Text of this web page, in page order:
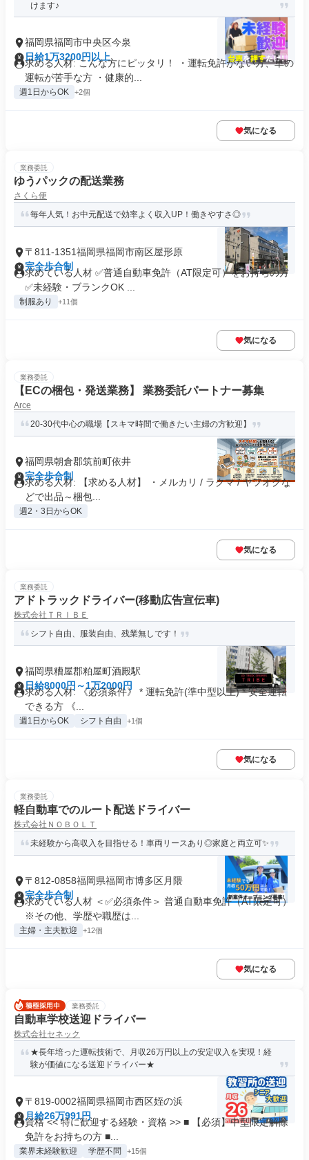
けます♪
福岡県福岡市中央区今泉
日給1万3200円以上
求める人材: こんな方にピッタリ！ ・運転免許がない方、車の
運転が苦手な方 ・健康的...
週1日からOK +2個
気になる
業務委託
ゆうパックの配送業務
さくら便
毎年人気！お中元配送で効率よく収入UP！働きやすさ◎
〒811-1351福岡県福岡市南区屋形原
完全歩合制
求めている人材 ✅普通自動車免許（AT限定可）をお持ちの方
✅未経験・ブランクOK ...
制服あり +11個
気になる
業務委託
【ECの梱包・発送業務】 業務委託パートナー募集
Arce
20-30代中心の職場【スキマ時間で働きたい主婦の方歓迎】
福岡県朝倉郡筑前町依井
完全歩合制
求める人材: 【求める人材】 ・メルカリ / ラクマ / ヤフオクな
どで出品～梱包...
週2・3日からOK
気になる
業務委託
アドトラックドライバー(移動広告宣伝車)
株式会社ＴＲＩＢＥ
シフト自由、服装自由、残業無しです！
福岡県糟屋郡粕屋町酒殿駅
日給8000円～1万2000円
求める人材: 《必須条件》 * 運転免許(準中型以上) * 安全運転
できる方 《...
週1日からOK シフト自由 +1個
気になる
業務委託
軽自動車でのルート配送ドライバー
株式会社ＮＯＢＯＬＴ
未経験から高収入を目指せる！車両リースあり◎家庭と両立可✨
〒812-0858福岡県福岡市博多区月隈
完全歩合制
求めている人材 ＜✅必須条件＞ 普通自動車免許（AT限定可）
※その他、学歴や職歴は...
主婦・主夫歓迎 +12個
気になる
業務委託
自動車学校送迎ドライバー
株式会社セネック
★長年培った運転技術で、月収26万円以上の安定収入を実現！経
験が価値になる送迎ドライバー★
〒819-0002福岡県福岡市西区姪の浜
月給26万991円
資格 << 特に歓迎する経験・資格 >> ■ 【必須】中型限定解除
免許をお持ちの方 ■...
業界未経験歓迎 学歴不問 +15個